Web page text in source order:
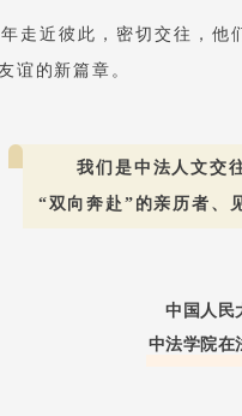
走近彼此，密切交往，他
谊的新篇章。
我们是中法人文交
“双向奔赴”的亲历者、
中国人民
中法学院在